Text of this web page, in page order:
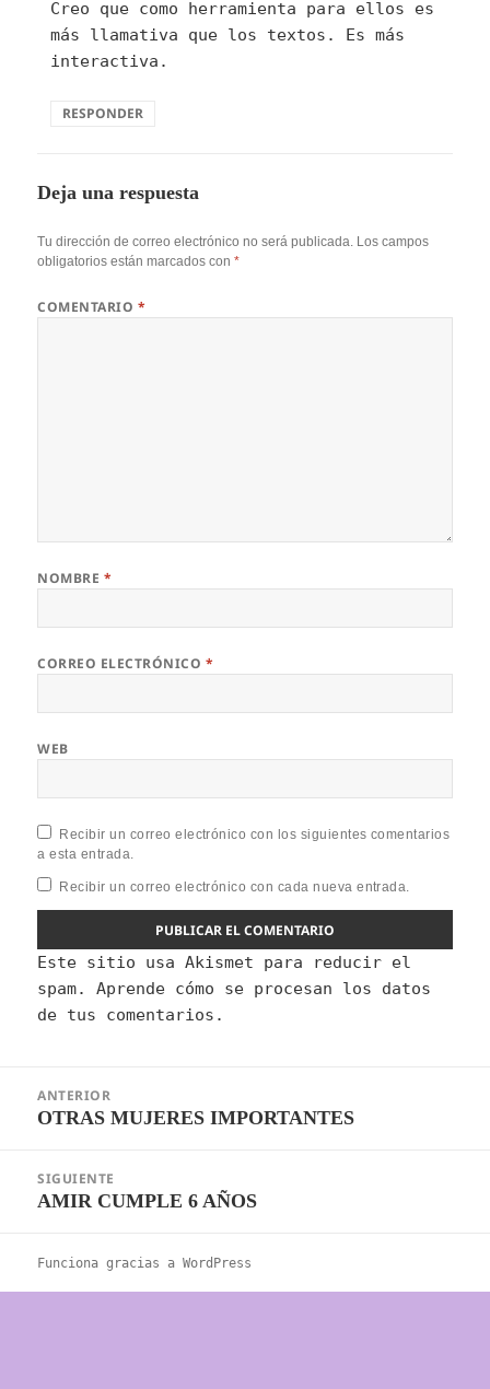
Creo que como herramienta para ellos es
más llamativa que los textos. Es más
interactiva.
RESPONDER
Deja una respuesta
Tu dirección de correo electrónico no será publicada. Los campos
obligatorios están marcados con*
COMENTARIO *
NOMBRE *
CORREO ELECTRÓNICO *
WEB
Recibir un correo electrónico con los siguientes comentarios
a esta entrada.
Recibir un correo electrónico con cada nueva entrada.
Este sitio usa Akismet para reducir el
spam.Aprende cómo se procesan los datos
de tus comentarios.
ANTERIOR
Entrada
OTRAS MUJERES IMPORTANTES
SIGUIENTE
Entrada
AMIR CUMPLE 6 AÑOS
Funciona gracias a WordPress